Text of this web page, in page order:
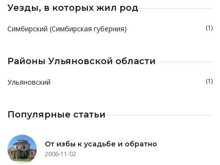
Уезды, в которых жил род
Симбирский (Симбирская губерния) (1)
Районы Ульяновской области
Ульяновский (1)
Популярные статьи
От избы к усадьбе и обратно
2006-11-02